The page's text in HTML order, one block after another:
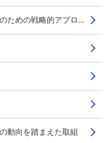
ための戦略的アプロ...
動向を踏まえた取組